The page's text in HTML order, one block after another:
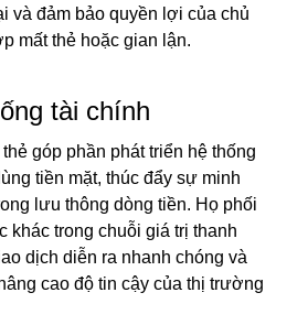
và đảm bảo quyền lợi của chủ
mất thẻ hoặc gian lận.
tài chính
góp phần phát triển hệ thống
tiền mặt, thúc đẩy sự minh
lưu thông dòng tiền. Họ phối
khác trong chuỗi giá trị thanh
dịch diễn ra nhanh chóng và
cao độ tin cậy của thị trường